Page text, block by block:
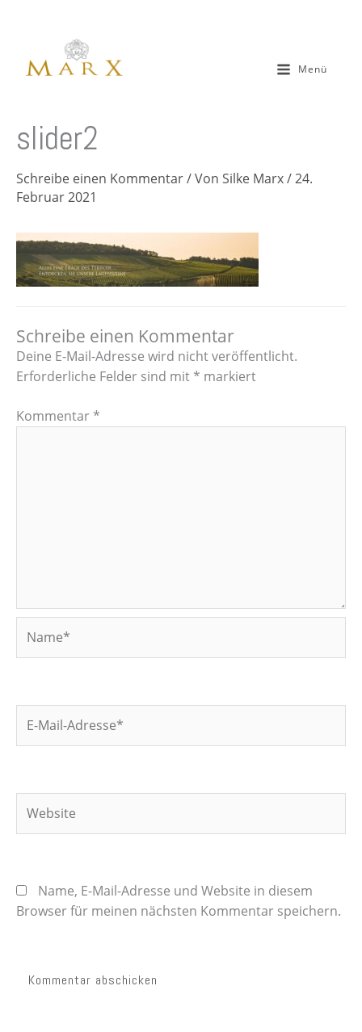
Menü
slider2
Schreibe einen Kommentar/ Von Silke Marx/24.
Februar 2021
Schreibe einen Kommentar
Deine E-Mail-Adresse wird nicht veröffentlicht.
Erforderliche Felder sind mit * markiert
Kommentar *
Mail-
Name, E-Mail-Adresse und Website in diesem
Browser für meinen nächsten Kommentar speichern.